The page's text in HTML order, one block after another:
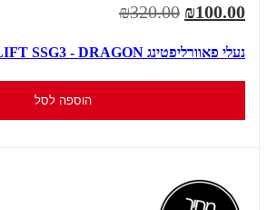
₪100.00
₪320.00
נעלי פאוורליפטינג NOTORIOUS LIFT SSG3 - DRAGON
הוספה לסל